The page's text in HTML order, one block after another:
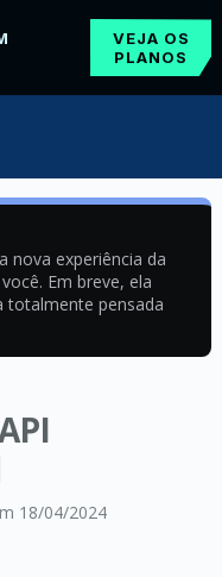
VEJA OS
PLANOS
nova experiência da
Em breve, ela
totalmente pensada
18/04/2024